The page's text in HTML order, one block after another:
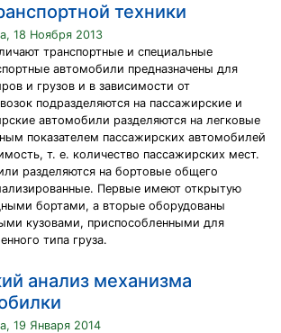
техники
18 Ноября 2013
транспортные и специальные
автомобили предназначены для
и грузов и в зависимости от
подразделяются на пассажирские и
автомобили разделяются на легковые
показателем пассажирских автомобилей
т. е. количество пассажирских мест.
разделяются на бортовые общего
Первые имеют открытую
бортами, а вторые оборудованы
кузовами, приспособленными для
типа груза.
анализ механизма
19 Января 2014